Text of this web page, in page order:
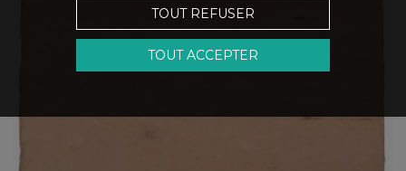
TOUT REFUSER
TOUT ACCEPTER